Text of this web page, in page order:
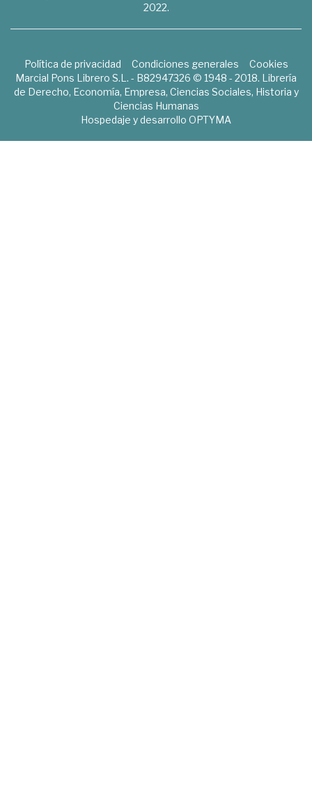
2022.
Política de privacidad Condiciones generales
Cookies
Marcial Pons Librero S.L. - B82947326 © 1948 - 2018. Librería
de Derecho, Economía, Empresa, Ciencias Sociales, Historia y
Ciencias Humanas
Hospedaje y desarrollo OPTYMA